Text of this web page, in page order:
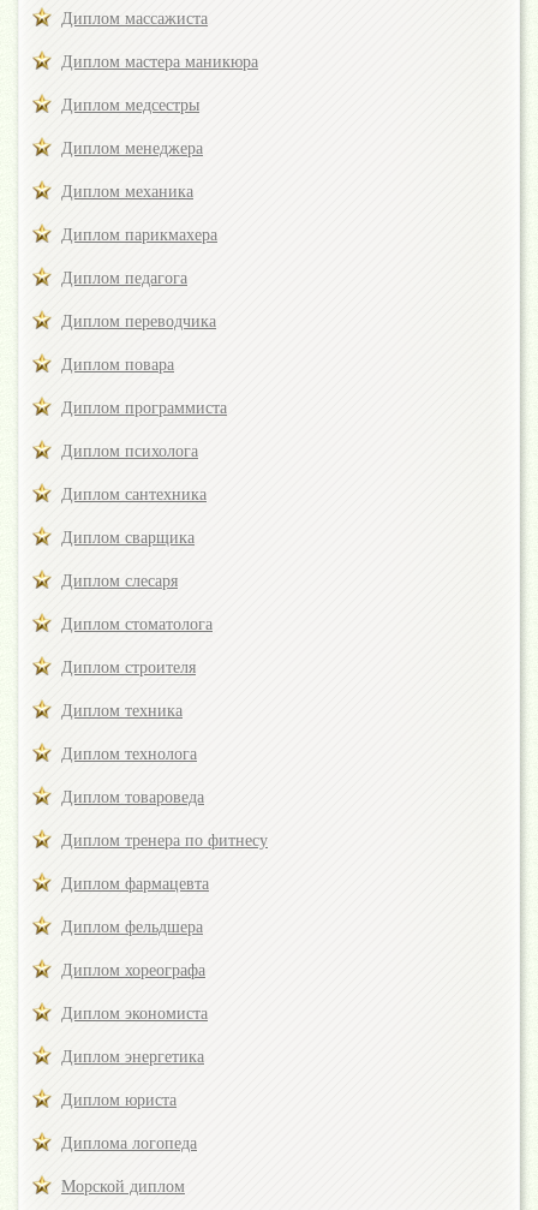
Диплом массажиста
Диплом мастера маникюра
Диплом медсестры
Диплом менеджера
Диплом механика
Диплом парикмахера
Диплом педагога
Диплом переводчика
Диплом повара
Диплом программиста
Диплом психолога
Диплом сантехника
Диплом сварщика
Диплом слесаря
Диплом стоматолога
Диплом строителя
Диплом техника
Диплом технолога
Диплом товароведа
Диплом тренера по фитнесу
Диплом фармацевта
Диплом фельдшера
Диплом хореографа
Диплом экономиста
Диплом энергетика
Диплом юриста
Диплома логопеда
Морской диплом